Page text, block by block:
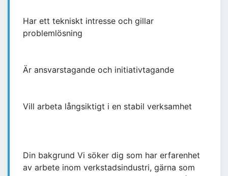
Har ett tekniskt intresse och gillar
problemlösning
Är ansvarstagande och initiativtagande
Vill arbeta långsiktigt i en stabil verksamhet
Din bakgrund Vi söker dig som har erfarenhet
av arbete inom verkstadsindustri, gärna som